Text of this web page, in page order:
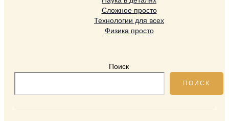
Сложное просто
Технологии для всех
Физика просто
Поиск
ПОИСК